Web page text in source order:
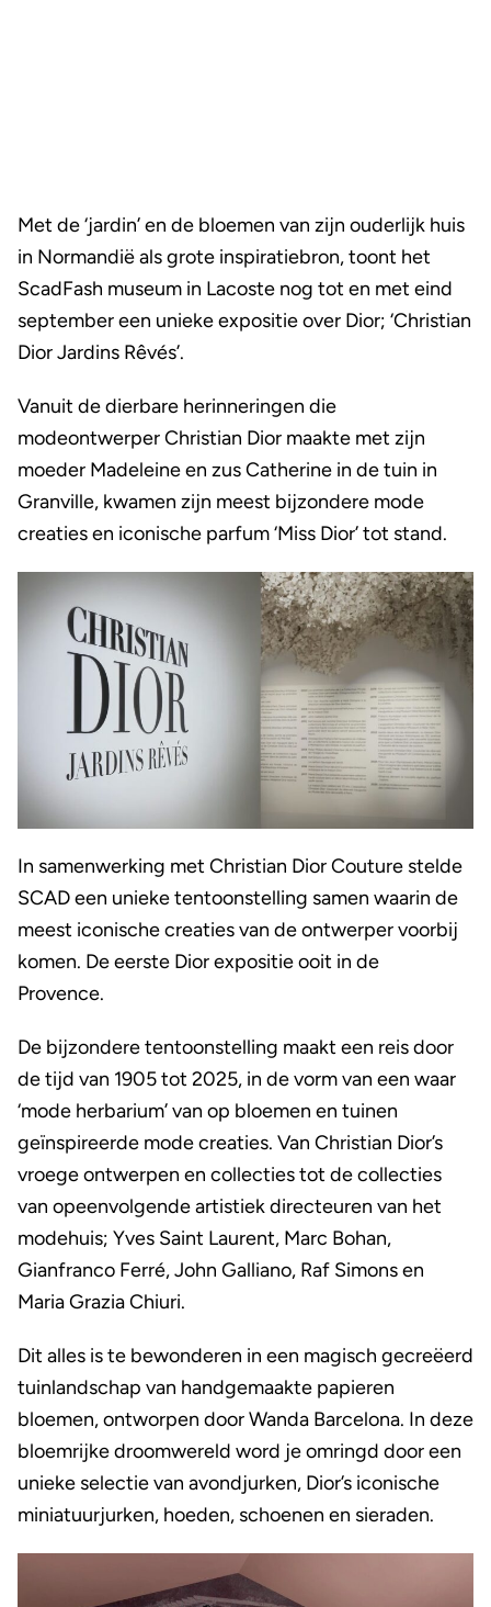
Met de ‘jardin’ en de bloemen van zijn ouderlijk huis
in Normandië als grote inspiratiebron, toont het
ScadFash museum in Lacoste nog tot en met eind
september een unieke expositie over Dior; ‘Christian
Dior Jardins Rêvés’.
Vanuit de dierbare herinneringen die
modeontwerper Christian Dior maakte met zijn
moeder Madeleine en zus Catherine in de tuin in
Granville, kwamen zijn meest bijzondere mode
creaties en iconische parfum ‘Miss Dior’ tot stand.
In samenwerking met Christian Dior Couture stelde
SCAD een unieke tentoonstelling samen waarin de
meest iconische creaties van de ontwerper voorbij
komen. De eerste Dior expositie ooit in de
Provence.
De bijzondere tentoonstelling maakt een reis door
de tijd van 1905 tot 2025, in de vorm van een waar
‘mode herbarium’ van op bloemen en tuinen
geïnspireerde mode creaties. Van Christian Dior’s
vroege ontwerpen en collecties tot de collecties
van opeenvolgende artistiek directeuren van het
modehuis; Yves Saint Laurent, Marc Bohan,
Gianfranco Ferré, John Galliano, Raf Simons en
Maria Grazia Chiuri.
Dit alles is te bewonderen in een magisch gecreëerd
tuinlandschap van handgemaakte papieren
bloemen, ontworpen door Wanda Barcelona. In deze
bloemrijke droomwereld word je omringd door een
unieke selectie van avondjurken, Dior’s iconische
miniatuurjurken, hoeden, schoenen en sieraden.